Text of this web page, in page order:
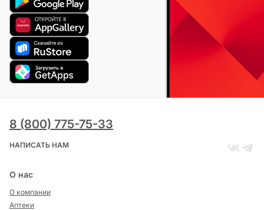
8 (800) 775-75-33
НАПИСАТЬ НАМ
О нас
О компании
Аптеки